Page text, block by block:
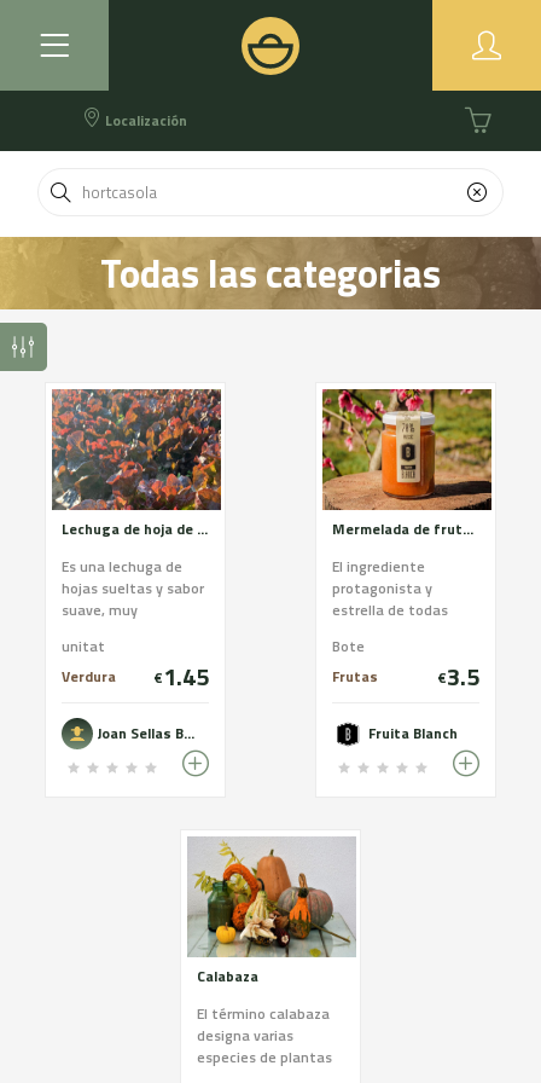
Localización
Todas las categorias
Lechuga de hoja de roble roja
Es una lechuga de
hojas sueltas y sabor
suave, muy
toque de color que
aportan a las
unitat
Verdura
€1.45
Joan Sellas Boquet
Mermelada de fruta y verduras
El ingrediente
protagonista y
estrella de todas
mermeladas es la
fruta y las hortalizas.
azúcar y textura
excelente. Escoge la
variedad de producto
membrillo, higo,
fresa, pimiento,
tomate.
Bote
Frutas
€3.5
Fruita Blanch
Calabaza
El término calabaza
designa varias
especies de plantas